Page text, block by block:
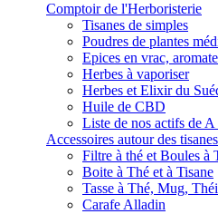
Comptoir de l'Herboristerie
Tisanes de simples
Poudres de plantes
Epices en vrac,
Herbes à vaporiser
Herbes et Elixir du
Huile de CBD
Liste de nos actifs de A
Accessoires autour des
Filtre à thé et Boules à
Boite à Thé et à Tisane
Tasse à Thé, Mug,
Carafe Alladin